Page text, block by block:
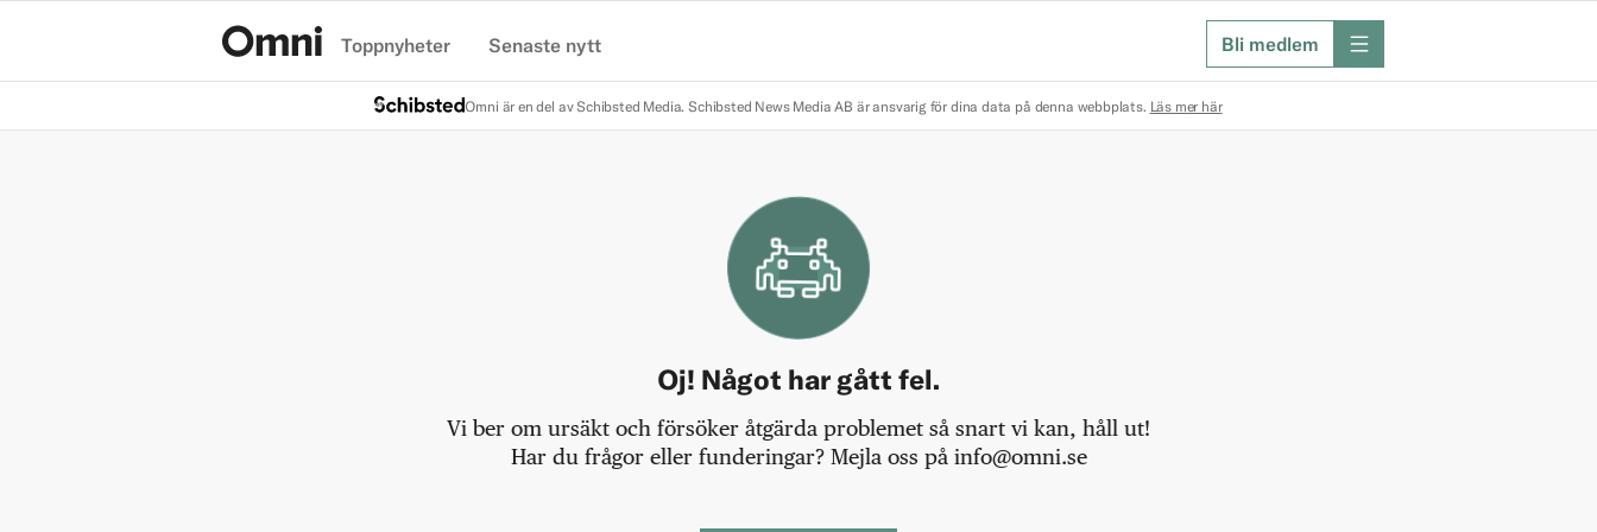
Toppnyheter Senaste nytt Bli medlem meny
Omni är en del av Schibsted Media. Schibsted News Media AB är ansvarig för dina data på denna webbplats. Läs mer här
Oj! Något har gått fel.
Vi ber om ursäkt och försöker åtgärda problemet så snart vi kan, håll ut!
Har du frågor eller funderingar? Mejla oss på info@omni.se